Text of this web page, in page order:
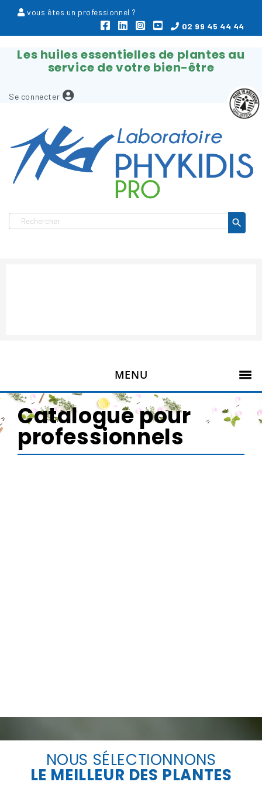
vous êtes un professionnel ?
02 99 45 44 44
Les huiles essentielles de plantes au
service de votre bien-être

MENU
Catalogue pour
professionnels
NOUS SÉLECTIONNONS
LE MEILLEUR DES PLANTES